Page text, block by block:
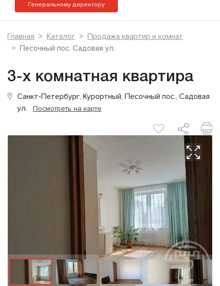
Генеральному директору
Главная Каталог
Продажа квартир и комнат
Песочный пос. Садовая ул.
3-х комнатная квартира
Санкт-Петербург, Курортный, Песочный пос., Садовая
ул. Посмотреть на карте